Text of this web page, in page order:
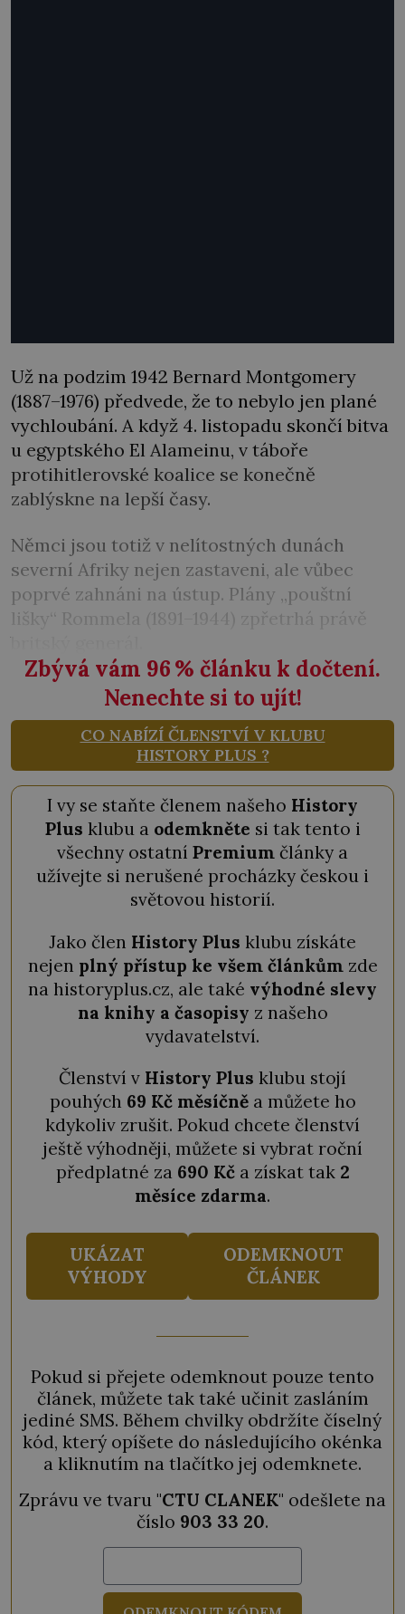
Už na podzim 1942 Bernard Montgomery
(1887–1976) předvede, že to nebylo jen plané
vychloubání. A když 4. listopadu skončí bitva
u egyptského El Alameinu, v táboře
protihitlerovské koalice se konečně
zablýskne na lepší časy.
Němci jsou totiž v nelítostných dunách
severní Afriky nejen zastaveni, ale vůbec
poprvé zahnáni na ústup. Plány „pouštní
lišky“ Rommela (1891–1944) zpřetrhá právě
Zbývá vám 96% článku k dočtení.
Nenechte si to ujít!
CO NABÍZÍ ČLENSTVÍ V KLUBU
HISTORY PLUS ?
I vy se staňte členem našeho History
Plus klubu a odemkněte si tak tento i
všechny ostatní Premium články a
užívejte si nerušené procházky českou i
světovou historií.
Jako člen History Plus klubu získáte
nejen plný přístup ke všem článkům zde
na historyplus.cz, ale také výhodné slevy
na knihy a časopisy z našeho
vydavatelství.
Členství v History Plus klubu stojí
pouhých 69 Kč měsíčněa můžete ho
kdykoliv zrušit. Pokud chcete členství
ještě výhodněji, můžete si vybrat roční
předplatné za 690 Kča získat tak 2
měsíce zdarma.
UKÁZAT
VÝHODY
ODEMKNOUT
ČLÁNEK
Pokud si přejete odemknout pouze tento
článek, můžete tak také učinit zasláním
jediné SMS. Během chvilky obdržíte číselný
kód, který opíšete do následujícího okénka
a kliknutím na tlačítko jej odemknete.
Zprávu ve tvaru "CTU CLANEK" odešlete na
číslo 903 33 20.